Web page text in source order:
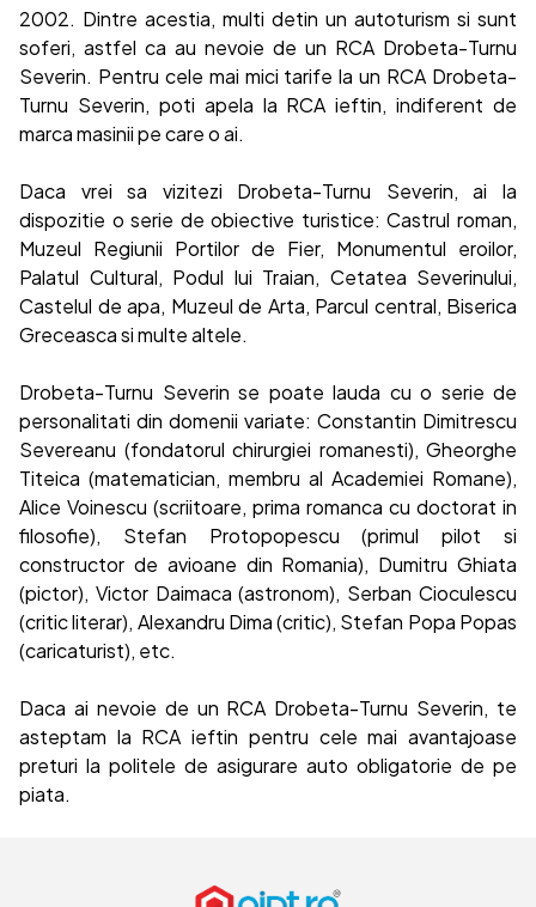
2002. Dintre acestia, multi detin un autoturism si sunt
soferi, astfel ca au nevoie de un RCA Drobeta-Turnu
Severin. Pentru cele mai mici tarife la un RCA Drobeta-
Turnu Severin, poti apela la RCA ieftin, indiferent de
marca masinii pe care o ai.
Daca vrei sa vizitezi Drobeta-Turnu Severin, ai la
dispozitie o serie de obiective turistice: Castrul roman,
Muzeul Regiunii Portilor de Fier, Monumentul eroilor,
Palatul Cultural, Podul lui Traian, Cetatea Severinului,
Castelul de apa, Muzeul de Arta, Parcul central, Biserica
Greceasca si multe altele.
Drobeta-Turnu Severin se poate lauda cu o serie de
personalitati din domenii variate: Constantin Dimitrescu
Severeanu (fondatorul chirurgiei romanesti), Gheorghe
Titeica (matematician, membru al Academiei Romane),
Alice Voinescu (scriitoare, prima romanca cu doctorat in
filosofie), Stefan Protopopescu (primul pilot si
constructor de avioane din Romania), Dumitru Ghiata
(pictor), Victor Daimaca (astronom), Serban Cioculescu
(critic literar), Alexandru Dima (critic), Stefan Popa Popas
(caricaturist), etc.
Daca ai nevoie de un RCA Drobeta-Turnu Severin, te
asteptam la RCA ieftin pentru cele mai avantajoase
preturi la politele de asigurare auto obligatorie de pe
piata.